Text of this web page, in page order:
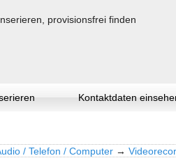
Kontaktdaten
/ Telefon / Computer →